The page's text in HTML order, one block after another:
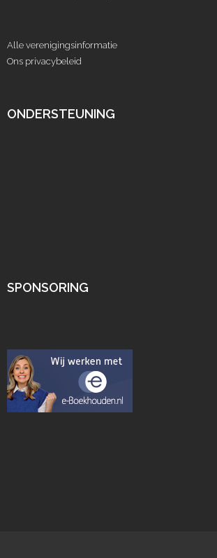
Alle verenigingsinformatie
Ons privacybeleid
ONDERSTEUNING
SPONSORING